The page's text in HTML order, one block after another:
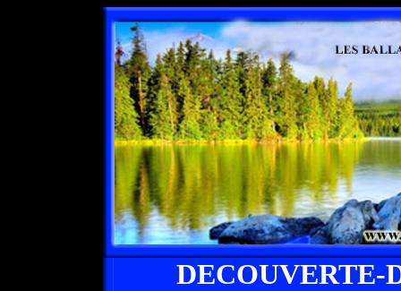
DECOUVERTE-